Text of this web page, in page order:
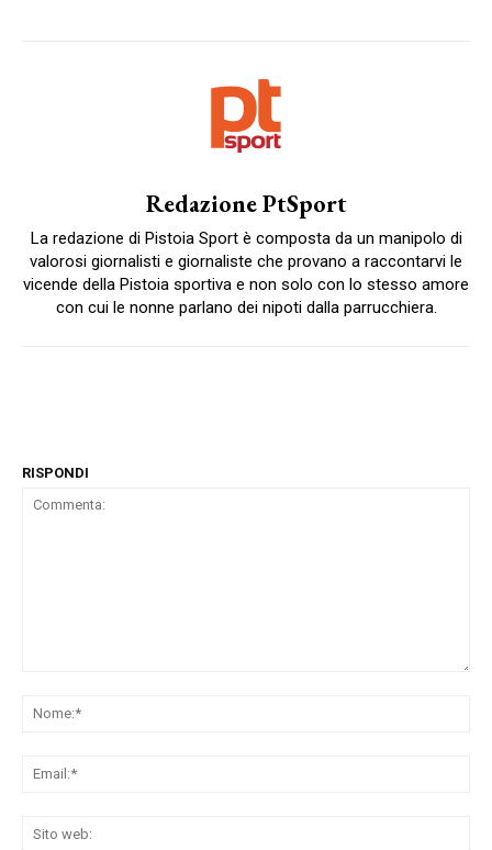
Redazione PtSport
La redazione di Pistoia Sport è composta da un manipolo di
valorosi giornalisti e giornaliste che provano a raccontarvi le
vicende della Pistoia sportiva e non solo con lo stesso amore
con cui le nonne parlano dei nipoti dalla parrucchiera.
RISPONDI